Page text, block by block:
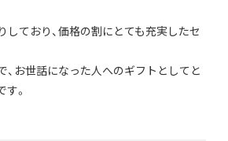
しており、価格の割にとても充実したセ
、お世話になった人へのギフトとしてと
。